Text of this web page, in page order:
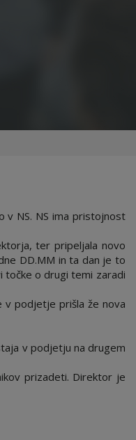
v NS. NS ima pristojnost
ter pripeljala novo
DD.MM in ta dan je to
točke o drugi temi zaradi
v podjetje prišla že nova
v podjetju na drugem
prizadeti. Direktor je